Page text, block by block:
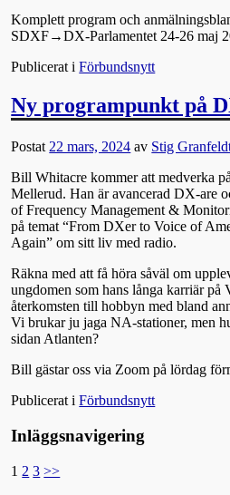
Komplett program och
SDXF→DX-Parlamentet 24-26 maj
Publicerat i Förbundsnytt
Ny programpunkt på
Postat 22 mars, 2024 av Stig
Bill Whitacre kommer att medverka
Mellerud. Han är avancerad DX-are
of Frequency Management &
på temat “From DXer to Voice of
Again” om sitt liv med radio.
Räkna med att få höra såväl om
ungdomen som hans långa karriär på
återkomsten till hobbyn med bland
Vi brukar ju jaga NA-stationer, men
sidan Atlanten?
Bill gästar oss via Zoom på lördag
Publicerat i Förbundsnytt
Inläggsnavigering
1 2 3 >>